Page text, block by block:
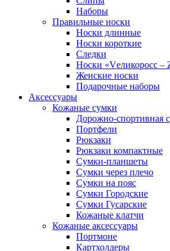
Наборы
Правильные носки
Носки длинные
Носки короткие
Следки
Носки «Vеликоросс –
Женские носки
Подарочные наборы
Аксессуары
Кожаные сумки
Дорожно-спортивная
Портфели
Рюкзаки
Рюкзаки компактные
Сумки-планшеты
Сумки через плечо
Сумки на пояс
Сумки Городские
Сумки Гусарские
Кожаные клатчи
Кожаные аксессуары
Портмоне
Картхолдеры